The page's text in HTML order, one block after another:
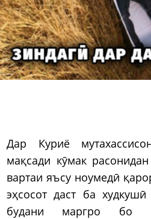
Дар Куриё
мақсади кӯмак
вартаи яъсу ноумедӣ
эҳсосот даст ба
будани маргро бо